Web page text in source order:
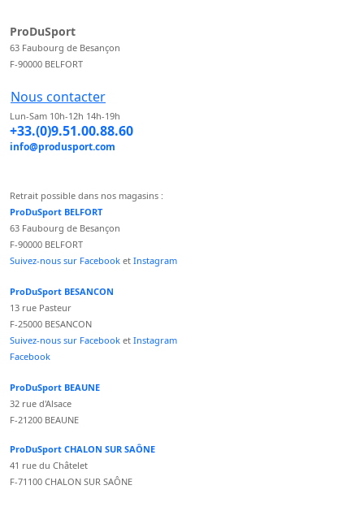
ProDuSport
63 Faubourg de Besançon
F-90000 BELFORT
Nous contacter
Lun-Sam 10h-12h 14h-19h
+33.(0)9.51.00.88.60
info@produsport.com
Retrait possible dans nos magasins :
ProDuSport BELFORT
63 Faubourg de Besançon
F-90000 BELFORT
Suivez-nous sur Facebook et Instagram
ProDuSport BESANCON
13 rue Pasteur
F-25000 BESANCON
Suivez-nous sur Facebook et Instagram
Facebook
ProDuSport BEAUNE
32 rue d'Alsace
F-21200 BEAUNE
ProDuSport CHALON SUR SAÔNE
41 rue du Châtelet
F-71100 CHALON SUR SAÔNE